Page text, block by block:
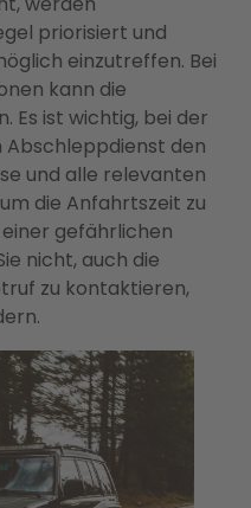
priorisiert und
einzutreffen. Bei
kann die
Es ist wichtig, bei der
den
und alle relevanten
die Anfahrtszeit zu
einer gefährlichen
nicht, auch die
zu kontaktieren,